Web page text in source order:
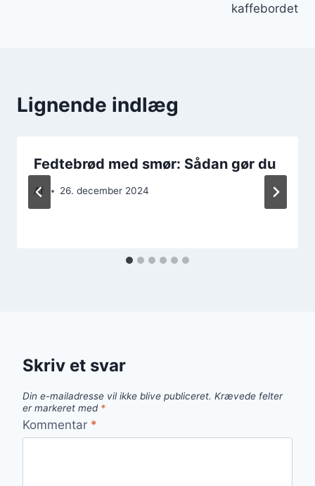
kaffebordet
Lignende indlæg
Fedtebrød med smør: Sådan gør du
Af 26. december 2024
Skriv et svar
Din e-mailadresse vil ikke blive publiceret. Krævede felter
er markeret med *
Kommentar *